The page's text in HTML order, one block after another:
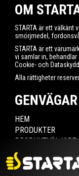
OM
STARTA är ett välkänt
smörjmedel,
STARTA är ett
vi samlar in,
Cookie- och
Alla rättigheter
GENVÄGAR
HEM
PRODUKTER
PRODUKTVÄLJARE
HITTA
NYHETER